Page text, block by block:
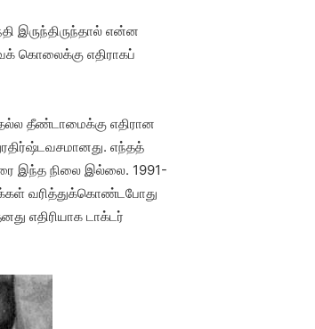
இருந்திருந்தால் என்ன
கொலைக்கு எதிராகப்
தீண்டாமைக்கு எதிரான
எந்தத்
இந்த நிலை இல்லை. 1991-
வரித்துக்கொண்டபோது
எதிரியாக டாக்டர்